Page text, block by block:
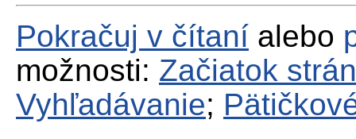
Pokračuj v čítaní alebo
možnosti: Začiatok
Vyhľadávanie;